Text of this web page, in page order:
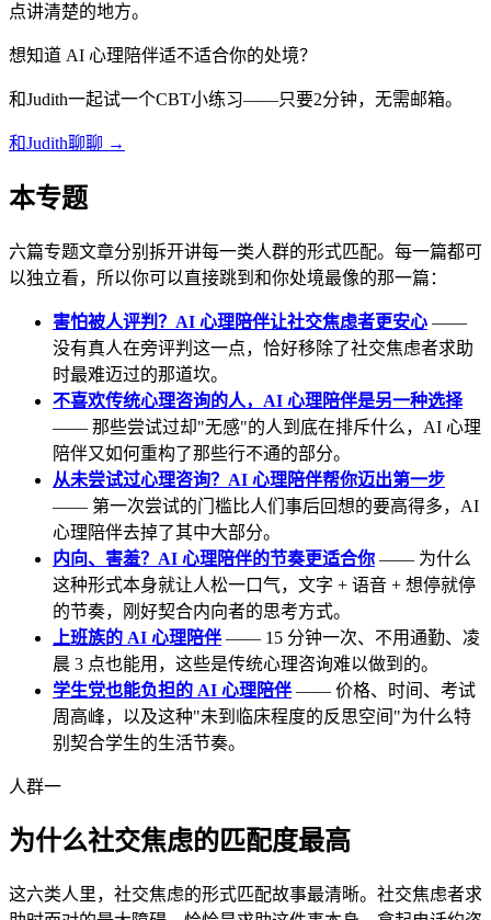
点讲清楚的地方。
想知道 AI 心理陪伴适不适合你的处境？
和Judith一起试一个CBT小练习——只要2分钟，无需邮箱。
和Judith聊聊 →
本专题
六篇专题文章分别拆开讲每一类人群的形式匹配。每一篇都可
以独立看，所以你可以直接跳到和你处境最像的那一篇：
害怕被人评判？AI 心理陪伴让社交焦虑者更安心 ——
没有真人在旁评判这一点，恰好移除了社交焦虑者求助
时最难迈过的那道坎。
不喜欢传统心理咨询的人，AI 心理陪伴是另一种选择
—— 那些尝试过却"无感"的人到底在排斥什么，AI 心理
陪伴又如何重构了那些行不通的部分。
从未尝试过心理咨询？AI 心理陪伴帮你迈出第一步
—— 第一次尝试的门槛比人们事后回想的要高得多，AI
心理陪伴去掉了其中大部分。
内向、害羞？AI 心理陪伴的节奏更适合你 —— 为什么
这种形式本身就让人松一口气，文字 + 语音 + 想停就停
的节奏，刚好契合内向者的思考方式。
上班族的 AI 心理陪伴 —— 15 分钟一次、不用通勤、凌
晨 3 点也能用，这些是传统心理咨询难以做到的。
学生党也能负担的 AI 心理陪伴 —— 价格、时间、考试
周高峰，以及这种"未到临床程度的反思空间"为什么特
别契合学生的生活节奏。
人群一
为什么社交焦虑的匹配度最高
这六类人里，社交焦虑的形式匹配故事最清晰。社交焦虑者求